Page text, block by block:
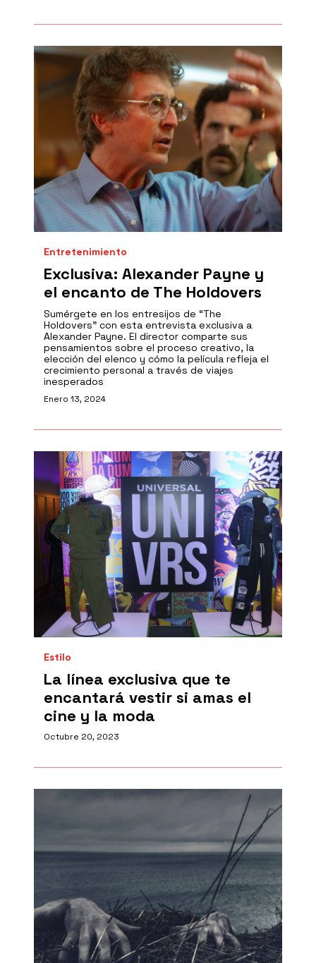
Entretenimiento
Exclusiva: Alexander Payne y
el encanto de The Holdovers
Sumérgete en los entresijos de “The
Holdovers” con esta entrevista exclusiva a
Alexander Payne. El director comparte sus
pensamientos sobre el proceso creativo, la
elección del elenco y cómo la película refleja el
crecimiento personal a través de viajes
inesperados
Enero 13, 2024
Estilo
La línea exclusiva que te
encantará vestir si amas el
cine y la moda
Octubre 20, 2023